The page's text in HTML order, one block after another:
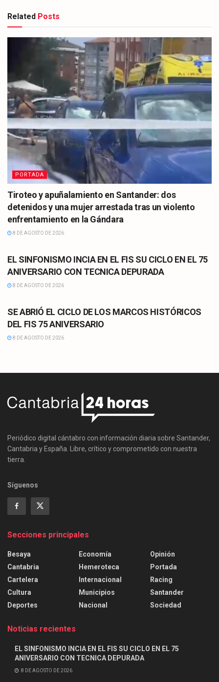
Related Posts
PORTADA
Tiroteo y apuñalamiento en Santander: dos
detenidos y una mujer arrestada tras un violento
enfrentamiento en la Gándara
8 DE AGOSTO DE 2026
EL SINFONISMO INCIA EN EL FIS SU CICLO EN EL 75
ANIVERSARIO CON TECNICA DEPURADA
8 DE AGOSTO DE 2026
SE ABRIÓ EL CICLO DE LOS MARCOS HISTÓRICOS
DEL FIS 75 ANIVERSARIO
8 DE AGOSTO DE 2026
Periódico digital cántabro con información diaria sobre Santander,
Cantabria y España. Libre, crítico y comprometido con nuestra
tierra.
Síguenos
Secciones principales
Besaya
Cantabria
Cartelera
Cultura
Deportes
Economía
Hemeroteca
Internacional
Municipios
Nacional
Opinión
Portada
Racing
Santander
Sociedad
Noticias recientes
EL SINFONISMO INCIA EN EL FIS SU CICLO EN EL 75
ANIVERSARIO CON TECNICA DEPURADA
8 DE AGOSTO DE 2026